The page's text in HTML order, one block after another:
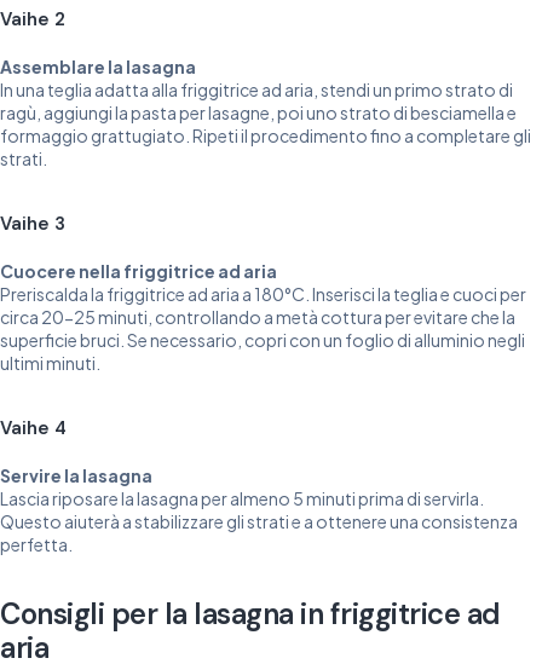
Vaihe 2
Assemblare la lasagna
In una teglia adatta alla friggitrice ad aria, stendi un primo strato di
ragù, aggiungi la pasta per lasagne, poi uno strato di besciamella e
formaggio grattugiato. Ripeti il procedimento fino a completare gli
strati.
Vaihe 3
Cuocere nella friggitrice ad aria
Preriscalda la friggitrice ad aria a 180°C. Inserisci la teglia e cuoci per
circa 20-25 minuti, controllando a metà cottura per evitare che la
superficie bruci. Se necessario, copri con un foglio di alluminio negli
ultimi minuti.
Vaihe 4
Servire la lasagna
Lascia riposare la lasagna per almeno 5 minuti prima di servirla.
Questo aiuterà a stabilizzare gli strati e a ottenere una consistenza
perfetta.
Consigli per la lasagna in friggitrice ad
aria